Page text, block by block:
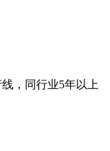
，同行业5年以上